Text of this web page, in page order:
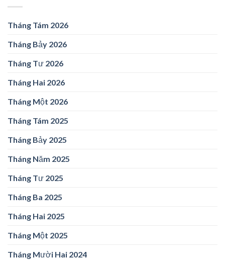
Tháng Tám 2026
Tháng Bảy 2026
Tháng Tư 2026
Tháng Hai 2026
Tháng Một 2026
Tháng Tám 2025
Tháng Bảy 2025
Tháng Năm 2025
Tháng Tư 2025
Tháng Ba 2025
Tháng Hai 2025
Tháng Một 2025
Tháng Mười Hai 2024